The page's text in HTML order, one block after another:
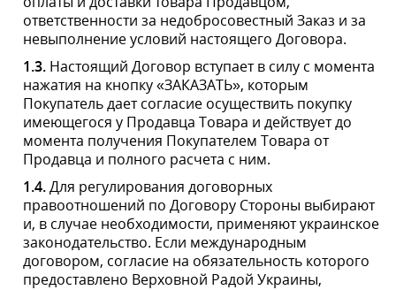
1.3.Настоящий Договор вступает в силу с момента
нажатия на кнопку «ЗАКАЗАТЬ», которым Покупатель
дает согласие осуществить покупку имеющегося у
Продавца Товара и действует до момента получения
Покупателем Товара от Продавца и полного расчета с
ним.
1.4.Для регулирования договорных правоотношений
по Договору Стороны выбирают и, в случае
необходимости, применяют украинское
законодательство. Если международным договором,
согласие на обязательность которого предоставлено
Верховной Радой Украины, установлены иные
правила, чем те, которые установлены украинским
законодательством, то применяются правила
международного договора.